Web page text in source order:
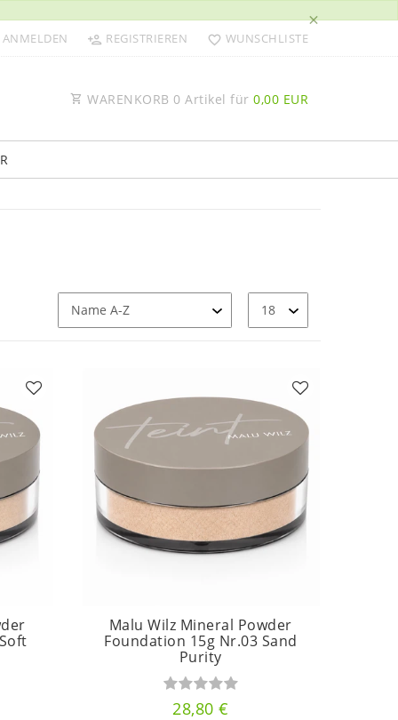
×
ANMELDEN REGISTRIEREN WUNSCHLISTE
WARENKORB 0 Artikel für 0,00 EUR
Malu Wilz Mineral Powder
Foundation 15g Nr.03 Sand
Purity
28,80 €